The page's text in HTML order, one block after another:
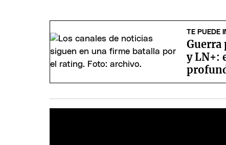
TE PUEDE
Guerra
y LN+: